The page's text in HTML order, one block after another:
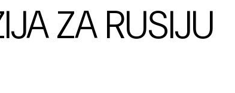
ZA RUSIJU